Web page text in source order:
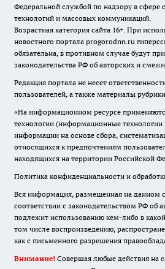
Федеральной службой по надзору в
технологий и массовых коммуникаций.
Возрастная категория сайта 16+. При
новостного портала progorodnn.ru
обязательна, в противном случае будут
законодательства РФ об авторских и
Редакция портала не несет
пользователей, а также материалы
«На информационном ресурсе
технологии (информационные технологии
информации на основе сбора,
относящихся к предпочтениям
находящихся на территории Российской
Политика конфиденциальности и
Вся информация, размещенная на данном
соответствии с законодательством РФ об
подлежит использованию кем-либо в
том числе воспроизведению,
как с письменного разрешения
Внимание! Совершая любые действия на